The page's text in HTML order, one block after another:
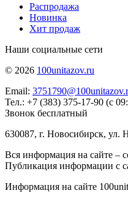
Распродажа
Новинка
Хит продаж
Наши социальные сети
© 2026 100unitazov.ru
Email:
Тел.: +7 (383) 375-17-90 (с
Звонок бесплатный
630087, г. Новосибирск, ул.
Вся информация на сайте –
Публикация информации с
Информация на сайте